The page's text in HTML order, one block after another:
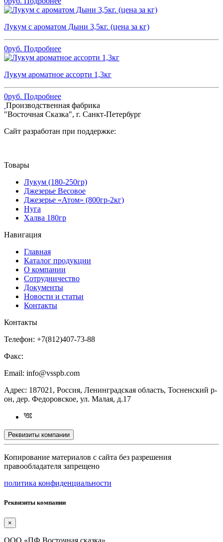
Лукум с ароматом Дыни 3,5кг. (цена за кг)
0руб. Подробнее
Лукум ароматное ассорти 1,3кг
0руб. Подробнее
Производственная фабрика
"Восточная Сказка", г. Санкт-Петербург
Сайт разработан при поддержке:
Товары
Лукум (180-250гр)
Джезерье Весовое
Джезерье «Атом» (800гр-2кг)
Нуга
Халва 180гр
Навигация
Главная
Каталог продукции
О компании
Сотрудничество
Документы
Новости и статьи
Контакты
Контакты
Телефон: +7(812)407-73-88
Факс:
Email: info@vsspb.com
Адрес: 187021, Россия, Ленинградская область, Тосненский р-
он, дер. Федоровское, ул. Малая, д.17
Реквизиты компании
Копирование материалов с сайта без разрешения
правообладателя запрещено
политика конфиденциальности
Реквизиты компании
×